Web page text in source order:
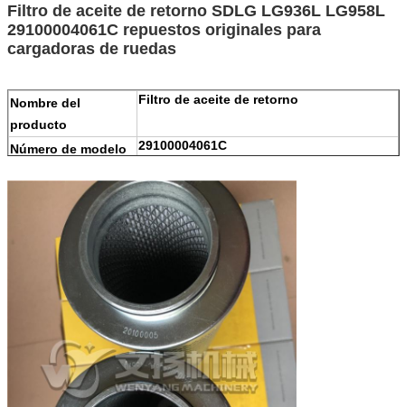
Filtro de aceite de retorno SDLG LG936L LG958L
29100004061C repuestos originales para
cargadoras de ruedas
Nombre del
producto
Filtro de aceite de retorno
Número de modelo
29100004061C
LG958L
Condición 100% Nuevo
1 pieza
Cantidad
Original
China continental
Caja de madera o caja de cartón
Tiempo de entrega
Dentro de 2-5 días